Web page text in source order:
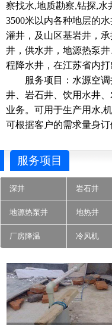
察找水,地质勘察,钻探,
3500米以内各种地层的
灌井，及山区基岩井，
井，供水井，地源热泵
程降水井，在江苏省内
服务项目：水源空调
井、岩石井、饮用水井
业务。可用于生产用水,
可根据客户的需求量身订
服务项目
深井 岩石井
地源热泵井 地热井
厂房降温 冷风机